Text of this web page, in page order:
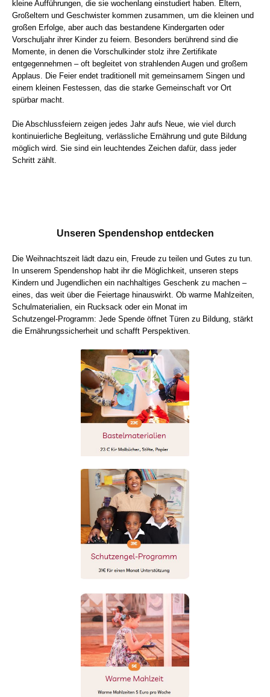
kleine Aufführungen, die sie wochenlang einstudiert haben. Eltern,
Großeltern und Geschwister kommen zusammen, um die kleinen und
großen Erfolge, aber auch das bestandene Kindergarten oder
Vorschuljahr ihrer Kinder zu feiern. Besonders berührend sind die
Momente, in denen die Vorschulkinder stolz ihre Zertifikate
entgegennehmen – oft begleitet von strahlenden Augen und großem
Applaus. Die Feier endet traditionell mit gemeinsamem Singen und
einem kleinen Festessen, das die starke Gemeinschaft vor Ort
spürbar macht.
Die Abschlussfeiern zeigen jedes Jahr aufs Neue, wie viel durch
kontinuierliche Begleitung, verlässliche Ernährung und gute Bildung
möglich wird. Sie sind ein leuchtendes Zeichen dafür, dass jeder
Schritt zählt.
Unseren Spendenshop entdecken
Die Weihnachtszeit lädt dazu ein, Freude zu teilen und Gutes zu tun.
In unserem Spendenshop habt ihr die Möglichkeit, unseren steps
Kindern und Jugendlichen ein nachhaltiges Geschenk zu machen –
eines, das weit über die Feiertage hinauswirkt. Ob warme Mahlzeiten,
Schulmaterialien, ein Rucksack oder ein Monat im
Schutzengel‑Programm: Jede Spende öffnet Türen zu Bildung, stärkt
die Ernährungssicherheit und schafft Perspektiven.